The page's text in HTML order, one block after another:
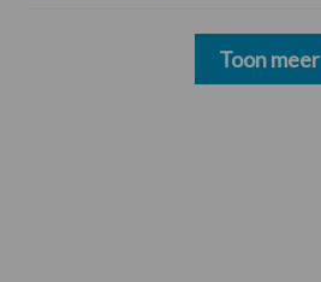
Toon meer